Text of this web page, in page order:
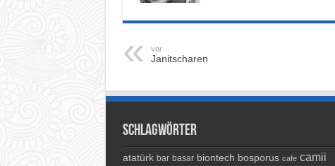
vor
Janitscharen
Schlagwörter
atatürk bar basar biontech bosporus cafe camii